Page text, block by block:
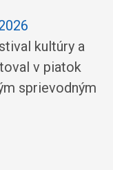
kultúry a
v piatok
sprievodným